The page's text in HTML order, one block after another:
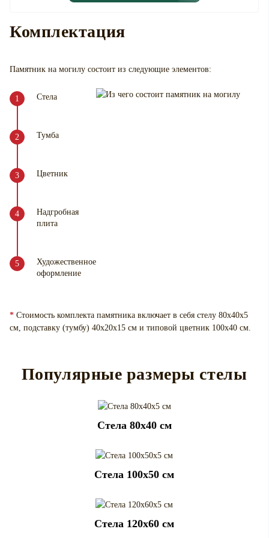
Комплектация
Памятник на могилу состоит из следующие элементов:
Стела
Тумба
Цветник
Надгробная
плита
Художественное
оформление
* Стоимость комплекта памятника включает в себя стелу 80х40х5
см, подставку (тумбу) 40х20х15 см и типовой цветник 100х40 см.
Популярные размеры стелы
Cтела 80x40 см
Cтела 100x50 см
Cтела 120x60 см